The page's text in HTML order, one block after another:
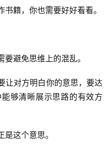
籍，你也需要好好看看。
避免思维上的混乱。
让对方明白你的意思，要达
够清晰展示思路的有效方
这个意思。